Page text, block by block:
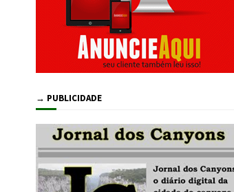
→ PUBLICIDADE